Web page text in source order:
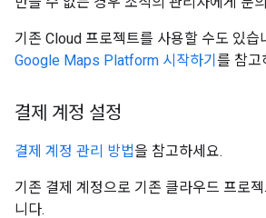
기존 Cloud 프로젝트를 사용할 수도 있습
Google Maps Platform 시작하기 를 참고
결제 계정 설정
결제 계정 관리 방법을 참고하세요.
기존 결제 계정으로 기존 클라우드 프로
니다.